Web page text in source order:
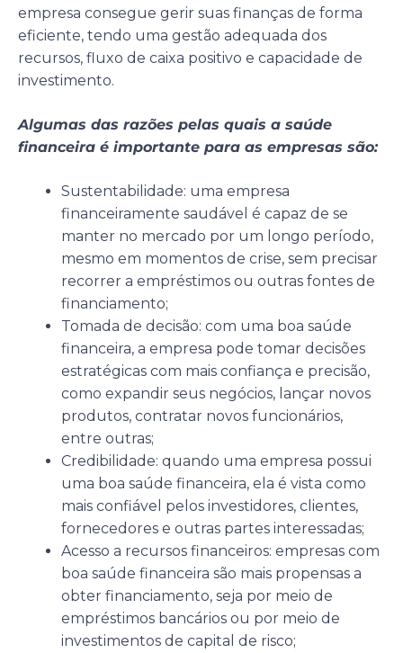
empresa consegue gerir suas finanças de forma
eficiente, tendo uma gestão adequada dos
recursos, fluxo de caixa positivo e capacidade de
investimento.
Algumas das razões pelas quais a saúde
financeira é importante para as empresas são:
Sustentabilidade: uma empresa
financeiramente saudável é capaz de se
manter no mercado por um longo período,
mesmo em momentos de crise, sem precisar
recorrer a empréstimos ou outras fontes de
financiamento;
Tomada de decisão: com uma boa saúde
financeira, a empresa pode tomar decisões
estratégicas com mais confiança e precisão,
como expandir seus negócios, lançar novos
produtos, contratar novos funcionários,
entre outras;
Credibilidade: quando uma empresa possui
uma boa saúde financeira, ela é vista como
mais confiável pelos investidores, clientes,
fornecedores e outras partes interessadas;
Acesso a recursos financeiros: empresas com
boa saúde financeira são mais propensas a
obter financiamento, seja por meio de
empréstimos bancários ou por meio de
investimentos de capital de risco;